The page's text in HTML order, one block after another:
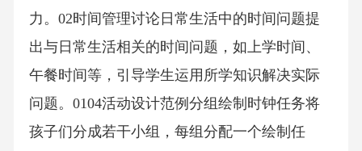
力。02时间管理讨论日常生活中的时间问题提
出与日常生活相关的时间问题，如上学时间、
午餐时间等，引导学生运用所学知识解决实际
问题。0104活动设计范例分组绘制时钟任务将
孩子们分成若干小组，每组分配一个绘制任